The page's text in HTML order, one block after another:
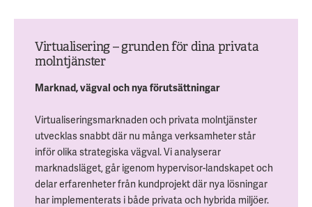
Virtualisering – grunden för dina privata
molntjänster
Marknad, vägval och nya förutsättningar
Virtualiseringsmarknaden och privata molntjänster
utvecklas snabbt där nu många verksamheter står
inför olika strategiska vägval. Vi analyserar
marknadsläget, går igenom hypervisor-landskapet och
delar erfarenheter från kundprojekt där nya lösningar
har implementerats i både privata och hybrida miljöer.